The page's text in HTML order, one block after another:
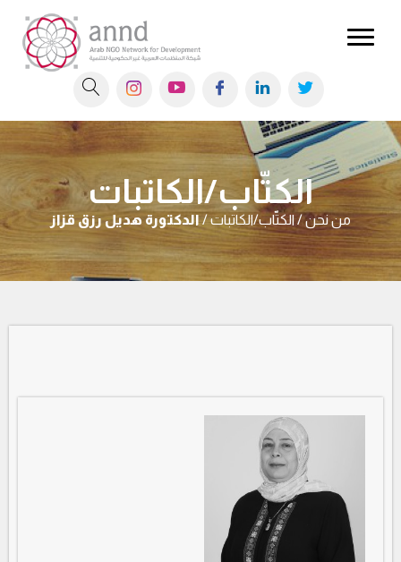
الكتّاب/الكاتبات
من نحن / الكتّاب/الكاتبات /الدكتورة هديل رزق قزاز